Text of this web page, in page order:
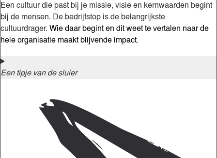
Een cultuur die past bij je missie, visie en kernwaarden begint
bij de mensen. De bedrijfstop is de belangrijkste
cultuurdrager.Wie daar begint en dit weet te vertalen naar de
hele organisatie maakt blijvende impact.
Een tipje van de sluier